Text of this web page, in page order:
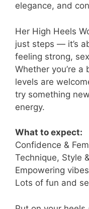
elegance, and
Her High Heels
just steps — it’s
feeling strong,
Whether you’re a
levels are
try something
energy.
What to expect:
Confidence &
Technique, Style
Empowering
Lots of fun and